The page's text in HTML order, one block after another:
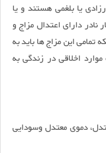
یا بلغمی هستند و یا
دارای اعتدال مزاج و
این مزاج ها باید به
اخلاقی در زندگی به
دموی معتدل وسودایی